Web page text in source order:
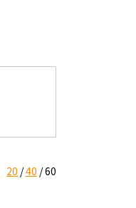
20 40 60